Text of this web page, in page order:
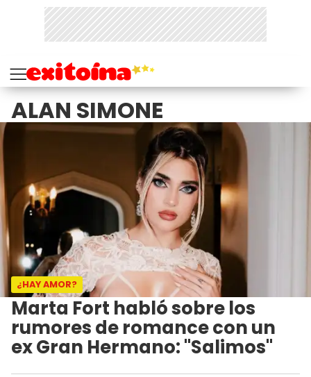
ALAN SIMONE
¿HAY AMOR?
Marta Fort habló sobre los
rumores de romance con un
ex Gran Hermano: "Salimos"